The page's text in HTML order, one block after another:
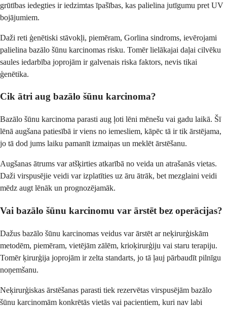
grūtības iedegties ir iedzimtas īpašības, kas palielina jutīgumu pret UV
bojājumiem.
Daži reti ģenētiski stāvokļi, piemēram, Gorlina sindroms, ievērojami
palielina bazālo šūnu karcinomas risku. Tomēr lielākajai daļai cilvēku
saules iedarbība joprojām ir galvenais riska faktors, nevis tikai
ģenētika.
Cik ātri aug bazālo šūnu karcinoma?
Bazālo šūnu karcinoma parasti aug ļoti lēni mēnešu vai gadu laikā. Šī
lēnā augšana patiesībā ir viens no iemesliem, kāpēc tā ir tik ārstējama,
jo tā dod jums laiku pamanīt izmaiņas un meklēt ārstēšanu.
Augšanas ātrums var atšķirties atkarībā no veida un atrašanās vietas.
Daži virspusējie veidi var izplatīties uz āru ātrāk, bet mezglaini veidi
mēdz augt lēnāk un prognozējamāk.
Vai bazālo šūnu karcinomu var ārstēt bez operācijas?
Dažus bazālo šūnu karcinomas veidus var ārstēt ar neķirurģiskām
metodēm, piemēram, vietējām zālēm, krioķirurģiju vai staru terapiju.
Tomēr ķirurģija joprojām ir zelta standarts, jo tā ļauj pārbaudīt pilnīgu
noņemšanu.
Neķirurģiskas ārstēšanas parasti tiek rezervētas virspusējām bazālo
šūnu karcinomām konkrētās vietās vai pacientiem, kuri nav labi